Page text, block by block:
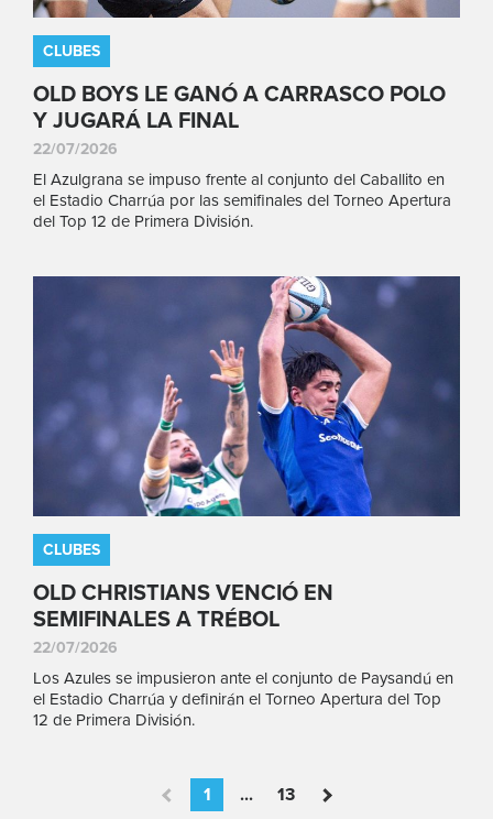
CLUBES
OLD BOYS LE GANÓ A CARRASCO POLO
Y JUGARÁ LA FINAL
22/07/2026
El Azulgrana se impuso frente al conjunto del Caballito en
el Estadio Charrúa por las semifinales del Torneo Apertura
del Top 12 de Primera División.
CLUBES
OLD CHRISTIANS VENCIÓ EN
SEMIFINALES A TRÉBOL
22/07/2026
Los Azules se impusieron ante el conjunto de Paysandú en
el Estadio Charrúa y definirán el Torneo Apertura del Top
12 de Primera División.
1 ... 13